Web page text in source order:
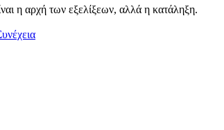
η αρχή των εξελίξεων, αλλά η κατάληξη.